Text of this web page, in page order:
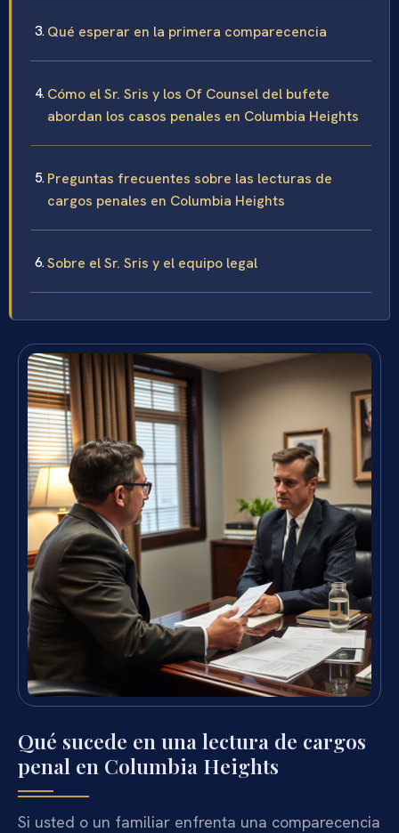
Qué esperar en la primera comparecencia
Cómo el Sr. Sris y los Of Counsel del bufete
abordan los casos penales en Columbia Heights
Preguntas frecuentes sobre las lecturas de
cargos penales en Columbia Heights
Sobre el Sr. Sris y el equipo legal
Qué sucede en una lectura de cargos
penal en Columbia Heights
Si usted o un familiar enfrenta una comparecencia